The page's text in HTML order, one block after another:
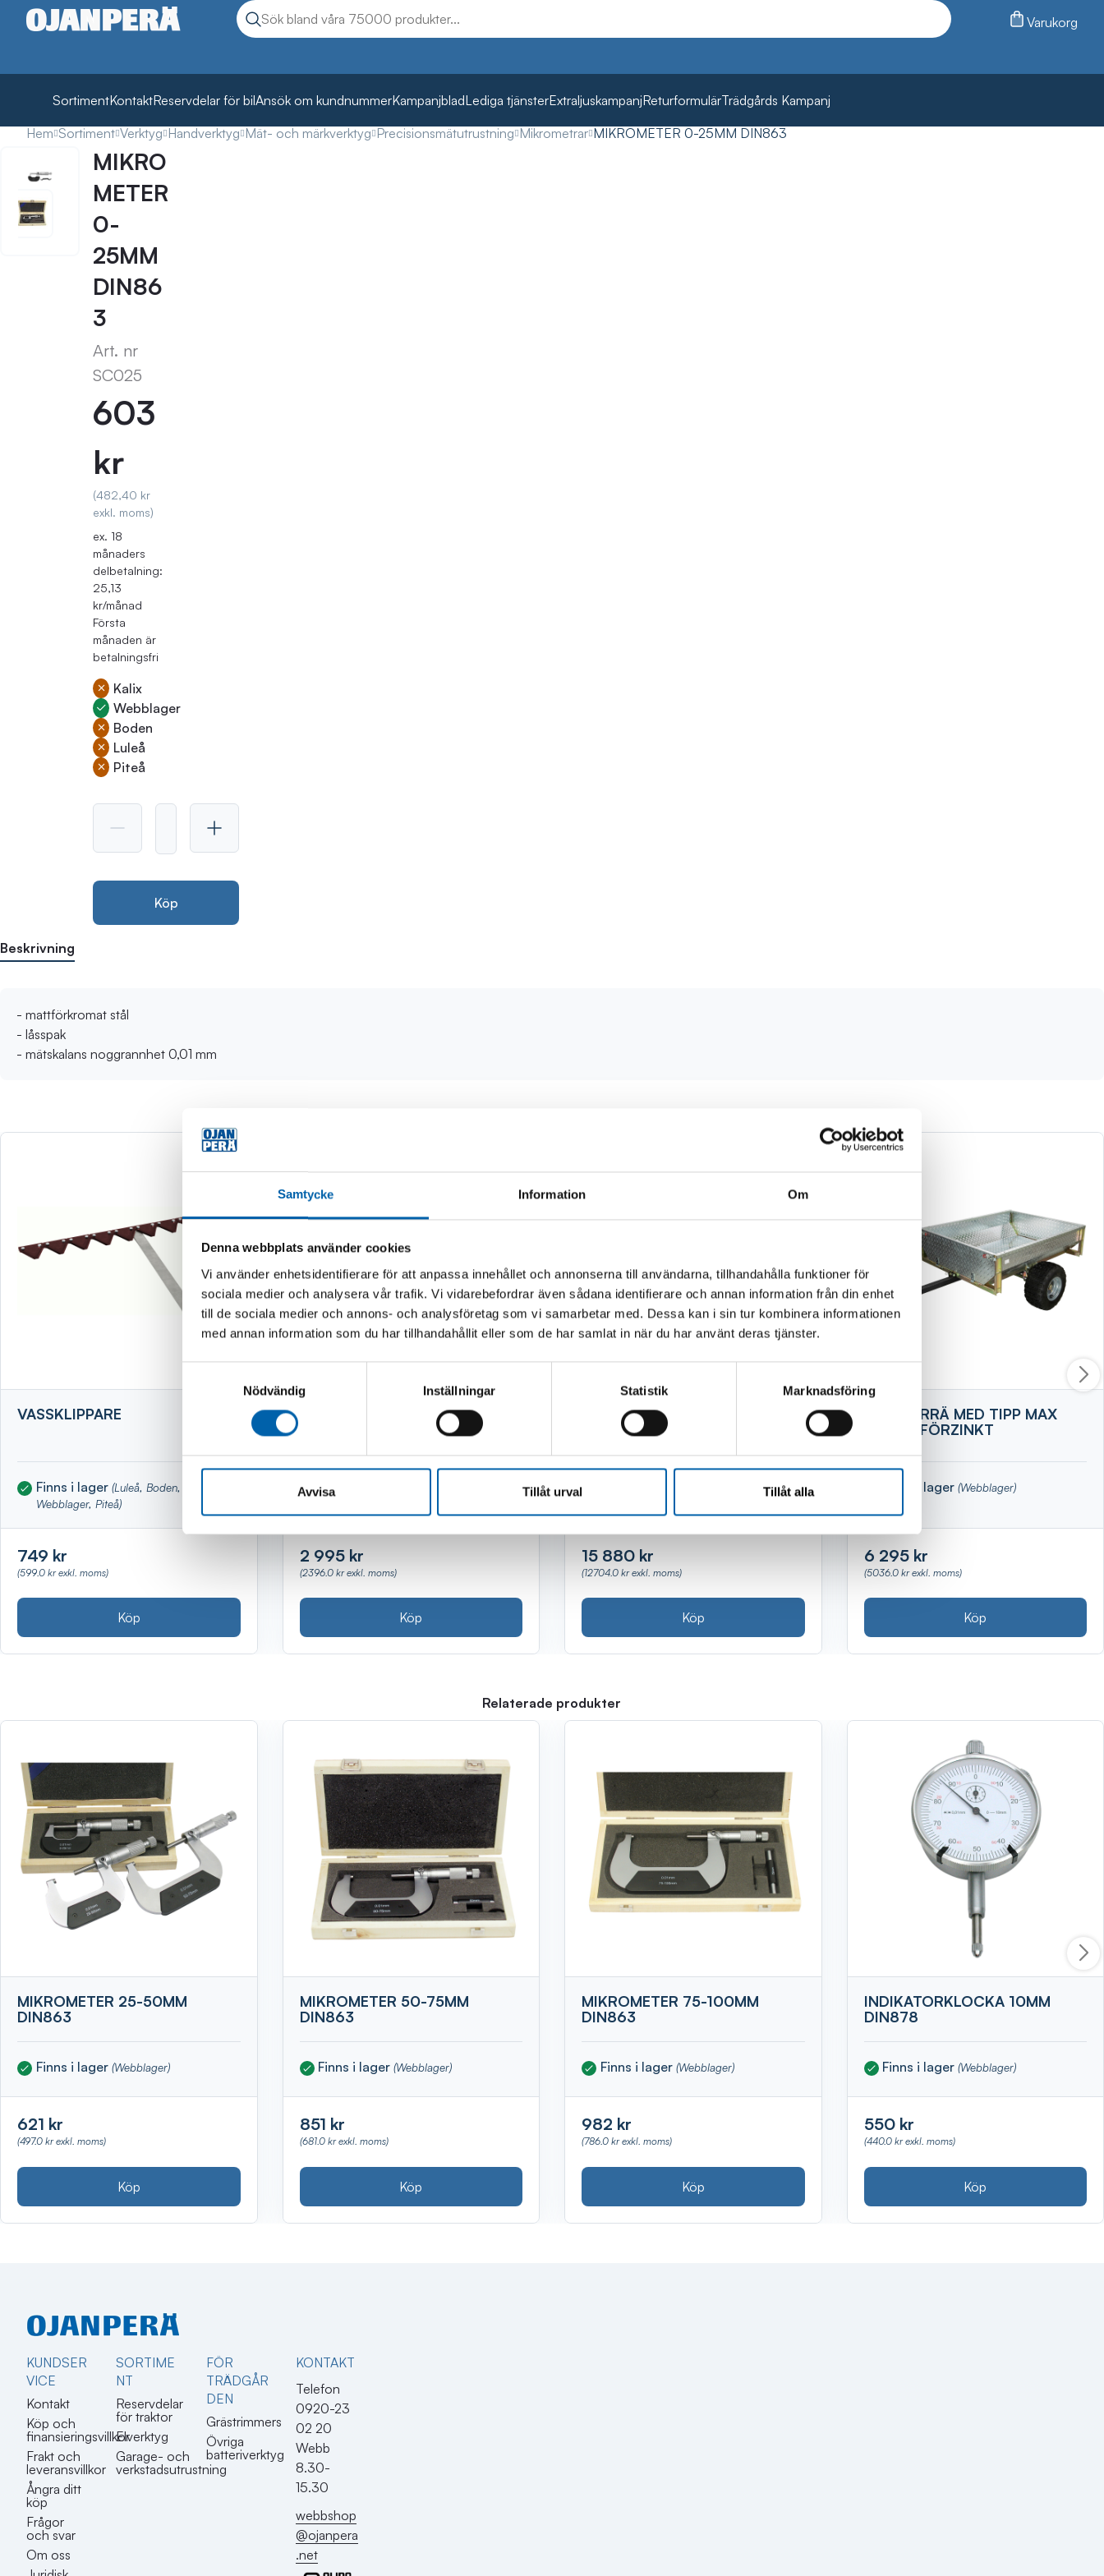
Samtycke Information Om
Denna webbplats använder cookies
Vi använder enhetsidentifierare för att anpassa innehållet och annonserna till användarna, tillhandahålla funktioner för
sociala medier och analysera vår trafik. Vi vidarebefordrar även sådana identifierare och annan information från din enhet
till de sociala medier och annons- och analysföretag som vi samarbetar med. Dessa kan i sin tur kombinera informationen
med annan information som du har tillhandahållit eller som de har samlat in när du har använt deras tjänster.
Nödvändig
Inställningar Statistik Marknadsföring
Avvisa Tillåt urval Tillåt alla
Sök produkter
Sök Varukorg
SortimentKontaktReservdelar för bilAnsök om kundnummerKampanjbladLediga tjänsterExtraljuskampanjReturformulärTrädgårds Kampanj
Hem Sortiment Verktyg Handverktyg Mät- och märkverktyg Precisionsmätutrustning Mikrometrar MIKROMETER 0-25MM DIN863
MIKRO
METER
0-
25MM
DIN86
3
Art. nr
SC025
603
kr
(482,40 kr
exkl. moms)
ex. 18
månaders
delbetalning:
25,13
kr/månad
Första
månaden är
betalningsfri
Kalix
Webblager
Boden
Luleå
Piteå
Köp
Beskrivning
- mattförkromat stål
- låsspak
- mätskalans noggrannhet 0,01 mm
VASSKLIPPARE
Finns i lager (Luleå, Boden, Kalix,
Webblager, Piteå)
749 kr
(599.0 kr exkl. moms)
Köp
VEDKLYV 7TON 52CM MED
Finns i lager
2 995 kr
(2396.0 kr exkl. moms)
Köp
TÅNGSTÄLL COBRA 7X3ST
15 880 kr
(12704.0 kr exkl. moms)
Köp
SLÄPKÄRRÄ MED TIPP MAX
400KG FÖRZINKT
Finns i lager(Webblager)
6 295 kr
(5036.0 kr exkl. moms)
Köp
Relaterade produkter
MIKROMETER 25-50MM
DIN863
Finns i lager (Webblager)
621 kr
(497.0 kr exkl. moms)
Köp
MIKROMETER 50-75MM
DIN863
Finns i lager(Webblager)
851 kr
(681.0 kr exkl. moms)
Köp
MIKROMETER 75-100MM
DIN863
Finns i lager (Webblager)
982 kr
(786.0 kr exkl. moms)
Köp
INDIKATORKLOCKA 10MM
DIN878
Finns i lager(Webblager)
550 kr
(440.0 kr exkl. moms)
Köp
KUNDSER
VICE
Kontakt
Köp och
finansieringsvillkor
Frakt och
leveransvillkor
Ångra ditt
köp
Frågor
och svar
Om oss
SORTIME
NT
Reservdelar
för traktor
Elverktyg
Garage- och
verkstadsutrustning
FÖR
TRÄDGÅR
DEN
Grästrimmers
Övriga
batteriverktyg
KONTAKT​
Telefon
0920-23
02 20
Webb
8.30-
15.30
webbshop
@ojanpera
.net